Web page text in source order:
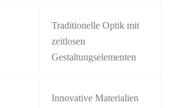
Traditionelle Optik mit
zeitlosen
Gestaltungselementen
Innovative Materialien